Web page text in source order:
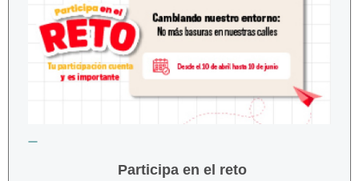
Participa en el reto